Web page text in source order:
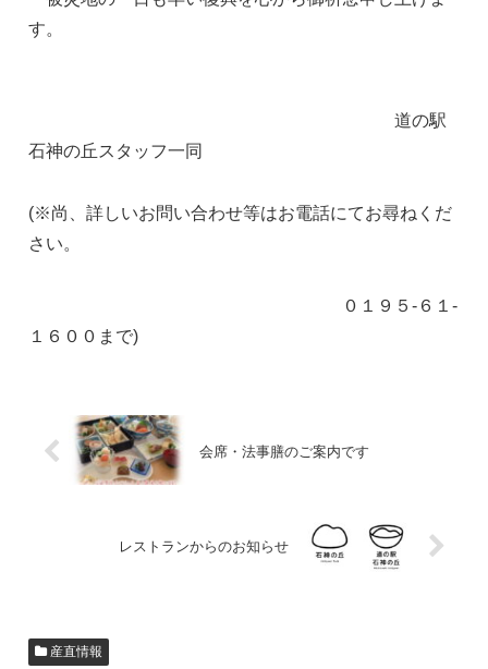
す。
道の駅
石神の丘スタッフ一同
(※尚、詳しいお問い合わせ等はお電話にてお尋ねくだ
さい。
０１９５-６１-
１６００まで)
会席・法事膳のご案内です
レストランからのお知らせ
産直情報